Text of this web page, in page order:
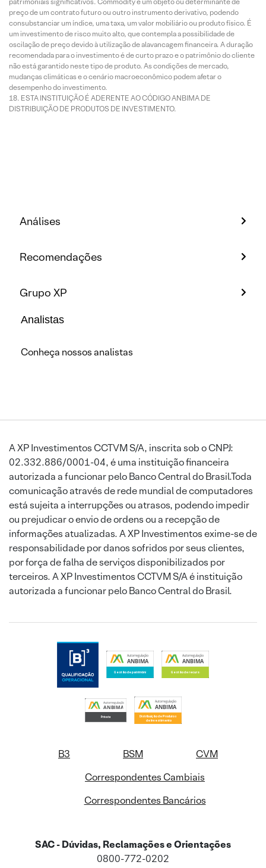
preço de um contrato futuro ou outro instrumento derivativo, podendo
consubstanciar um índice, uma taxa, um valor mobiliário ou produto físico. É
um investimento de risco muito alto, que contempla a possibilidade de
oscilação de preço devido à utilização de alavancagem financeira. A duração
recomendada para o investimento é de curto prazo e o patrimônio do cliente
não está garantido neste tipo de produto. As condições de mercado,
mudanças climáticas e o cenário macroeconômico podem afetar o
desempenho do investimento.
ESTA INSTITUIÇÃO É ADERENTE AO CÓDIGO ANBIMA DE
DISTRIBUIÇÃO DE PRODUTOS DE INVESTIMENTO.
Análises
Recomendações
Grupo XP
Analistas
Conheça nossos analistas
A XP Investimentos CCTVM S/A, inscrita sob o CNPJ:
02.332.886/0001-04, é uma instituição financeira
autorizada a funcionar pelo Banco Central do Brasil.Toda
comunicação através de rede mundial de computadores
está sujeita a interrupções ou atrasos, podendo impedir
ou prejudicar o envio de ordens ou a recepção de
informações atualizadas. A XP Investimentos exime-se de
responsabilidade por danos sofridos por seus clientes,
por força de falha de serviços disponibilizados por
terceiros. A XP Investimentos CCTVM S/A é instituição
autorizada a funcionar pelo Banco Central do Brasil.
B3 BSM
CVM
Correspondentes Cambiais
Correspondentes Bancários
SAC - Dúvidas, Reclamações e Orientações
0800-772-0202